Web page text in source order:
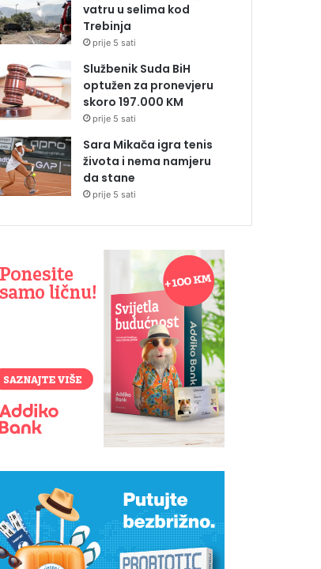
vatru u selima kod
Trebinja
prije 5 sati
Službenik Suda BiH
optužen za pronevjeru
skoro 197.000 KM
prije 5 sati
Sara Mikača igra tenis
života i nema namjeru
da stane
prije 5 sati